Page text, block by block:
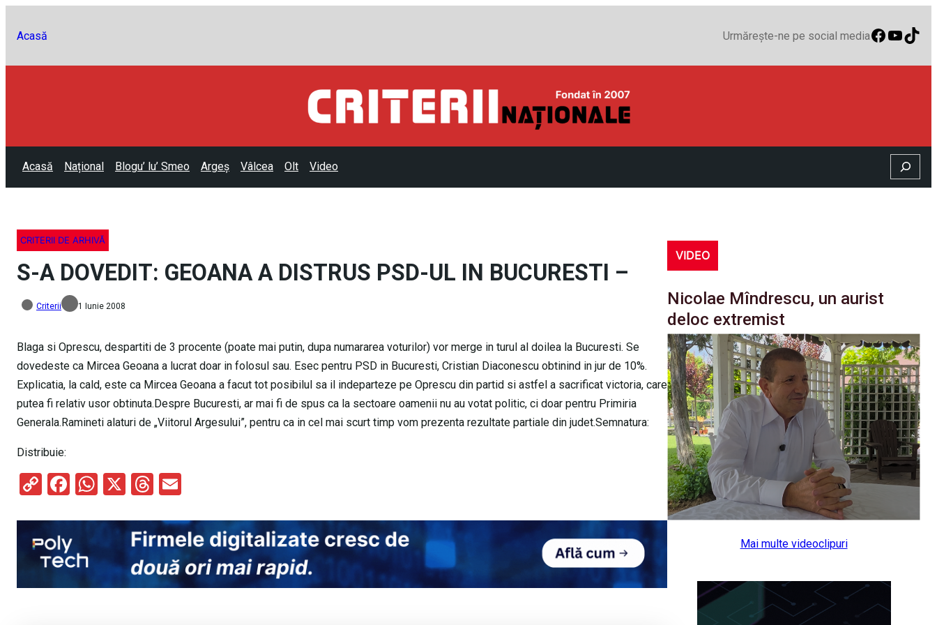
Acasă Urmărește-ne pe social media
Acasă Național Blogu’ lu’ Smeo Argeș Vâlcea Olt Video Search
CRITERII DE ARHIVĂ
S-A DOVEDIT: GEOANA A DISTRUS PSD-UL IN BUCURESTI –
Criterii 1 Iunie 2008
Blaga si Oprescu, despartiti de 3 procente (poate mai putin, dupa numararea voturilor) vor merge in turul al doilea la Bucuresti. Se
dovedeste ca Mircea Geoana a lucrat doar in folosul sau. Esec pentru PSD in Bucuresti, Cristian Diaconescu obtinind in jur de 10%.
Explicatia, la cald, este ca Mircea Geoana a facut tot posibilul sa il indeparteze pe Oprescu din partid si astfel a sacrificat victoria, care
putea fi relativ usor obtinuta.Despre Bucuresti, ar mai fi de spus ca la sectoare oamenii nu au votat politic, ci doar pentru Primiria
Generala.Ramineti alaturi de „Viitorul Argesului”, pentru ca in cel mai scurt timp vom prezenta rezultate partiale din judet.Semnatura:
Distribuie:
C
py
Li
n
k
F
ce
b
o
o
W
at
s
A
p
X
T
e
a
d
s
ail
VIDEO
Nicolae Mîndrescu, un aurist
deloc extremist
Mai multe videoclipuri